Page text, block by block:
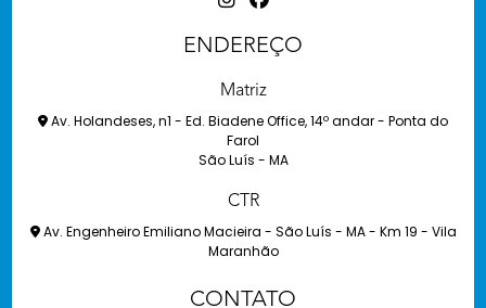
ENDEREÇO
Matriz
Av. Holandeses, n1 - Ed. Biadene Office, 14º andar - Ponta do
Farol
São Luís - MA
CTR
Av. Engenheiro Emiliano Macieira - São Luís - MA - Km 19 - Vila
Maranhão
CONTATO